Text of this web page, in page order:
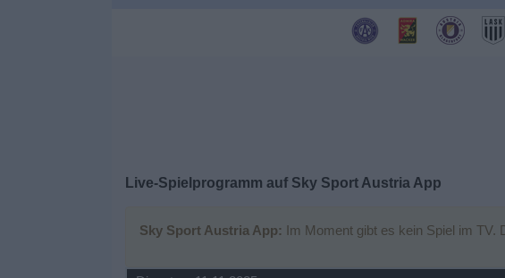
Live-Spielprogramm auf Sky Sport Austria App
Sky Sport Austria App: Im Moment gibt es kein Spiel im TV.